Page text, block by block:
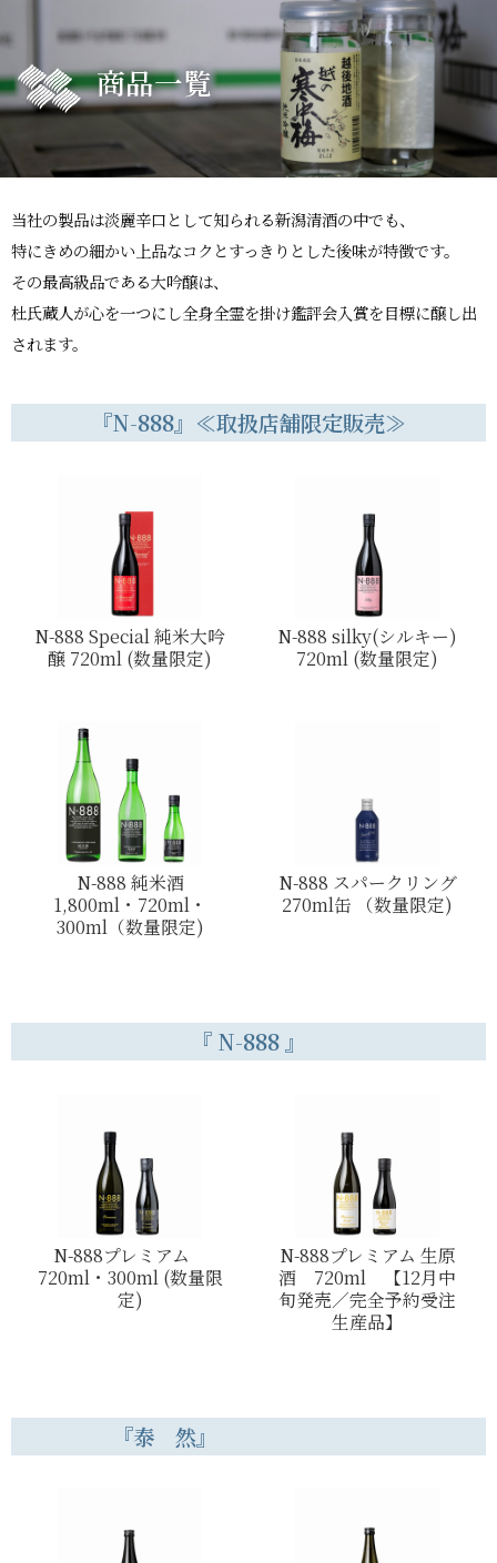
商品一覧
当社の製品は淡麗辛口として知られる新潟清酒の中でも、
特にきめの細かい上品なコクとすっきりとした後味が特徴です。
その最高級品である大吟醸は、
杜氏蔵人が心を一つにし全身全霊を掛け鑑評会入賞を目標に醸し出
されます。
『N-888』≪取扱店舗限定販売≫
N-888 Special 純米大吟
醸 720ml (数量限定)
N-888 silky(シルキー)
720ml (数量限定)
N-888 純米酒
1,800ml・720ml・
300ml（数量限定)
N-888 スパークリング
270ml缶 （数量限定)
『 N-888 』
N-888プレミアム
720ml・300ml (数量限
定)
N-888プレミアム 生原
酒 720ml 【12月中
旬発売／完全予約受注
生産品】
『泰 然』